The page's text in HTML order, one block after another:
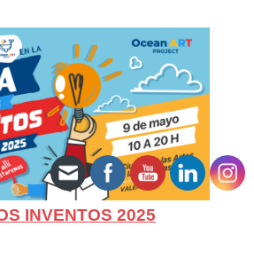
INVENTOS 2025